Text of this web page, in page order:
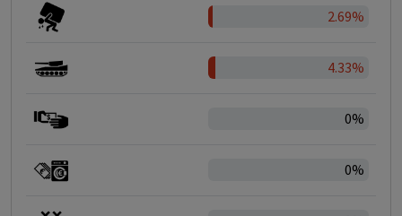
2.69%
4.33%
0%
0%